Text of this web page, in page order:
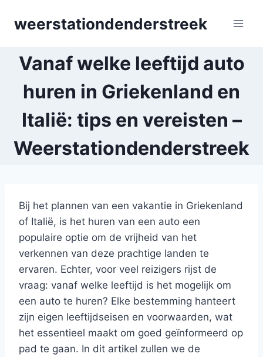
weerstationdenderstreek
Vanaf welke leeftijd auto
huren in Griekenland en
Italië: tips en vereisten –
Weerstationdenderstreek
Bij het plannen van een vakantie in Griekenland
of Italië, is het huren van een auto een
populaire optie om de vrijheid van het
verkennen van deze prachtige landen te
ervaren. Echter, voor veel reizigers rijst de
vraag: vanaf welke leeftijd is het mogelijk om
een auto te huren? Elke bestemming hanteert
zijn eigen leeftijdseisen en voorwaarden, wat
het essentieel maakt om goed geïnformeerd op
pad te gaan. In dit artikel zullen we de